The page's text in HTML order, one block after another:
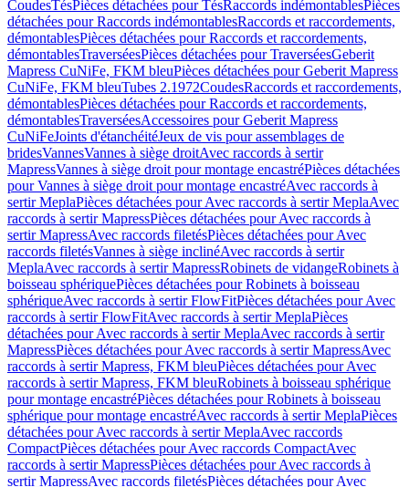
CoudesTésPièces détachées pour TésRaccords indémontablesPièces
détachées pour Raccords indémontablesRaccords et raccordements,
démontablesPièces détachées pour Raccords et raccordements,
démontablesTraverséesPièces détachées pour TraverséesGeberit
Mapress CuNiFe, FKM bleuPièces détachées pour Geberit Mapress
CuNiFe, FKM bleuTubes 2.1972CoudesRaccords et raccordements,
démontablesPièces détachées pour Raccords et raccordements,
démontablesTraverséesAccessoires pour Geberit Mapress
CuNiFeJoints d'étanchéitéJeux de vis pour assemblages de
bridesVannesVannes à siège droitAvec raccords à sertir
MapressVannes à siège droit pour montage encastréPièces détachées
pour Vannes à siège droit pour montage encastréAvec raccords à
sertir MeplaPièces détachées pour Avec raccords à sertir MeplaAvec
raccords à sertir MapressPièces détachées pour Avec raccords à
sertir MapressAvec raccords filetésPièces détachées pour Avec
raccords filetésVannes à siège inclinéAvec raccords à sertir
MeplaAvec raccords à sertir MapressRobinets de vidangeRobinets à
boisseau sphériquePièces détachées pour Robinets à boisseau
sphériqueAvec raccords à sertir FlowFitPièces détachées pour Avec
raccords à sertir FlowFitAvec raccords à sertir MeplaPièces
détachées pour Avec raccords à sertir MeplaAvec raccords à sertir
MapressPièces détachées pour Avec raccords à sertir MapressAvec
raccords à sertir Mapress, FKM bleuPièces détachées pour Avec
raccords à sertir Mapress, FKM bleuRobinets à boisseau sphérique
pour montage encastréPièces détachées pour Robinets à boisseau
sphérique pour montage encastréAvec raccords à sertir MeplaPièces
détachées pour Avec raccords à sertir MeplaAvec raccords
CompactPièces détachées pour Avec raccords CompactAvec
raccords à sertir MapressPièces détachées pour Avec raccords à
sertir MapressAvec raccords filetésPièces détachées pour Avec